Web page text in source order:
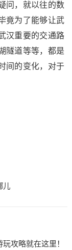
问，就以往的数
竟为了能够让武
汉重要的交通路
隧道等等，都是
间的变化，对于
儿
攻略就在这里！